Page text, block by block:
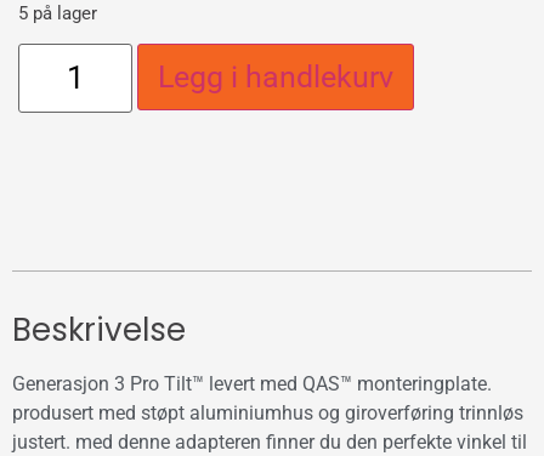
5 på lager
Legg i handlekurv
Beskrivelse
Generasjon 3 Pro Tilt™ levert med QAS™ monteringplate.
produsert med støpt aluminiumhus og giroverføring trinnløs
justert. med denne adapteren finner du den perfekte vinkel til